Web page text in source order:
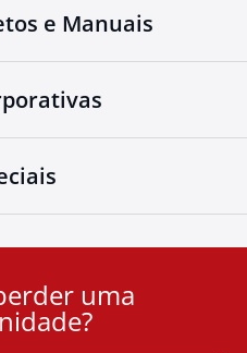
e Manuais
uma